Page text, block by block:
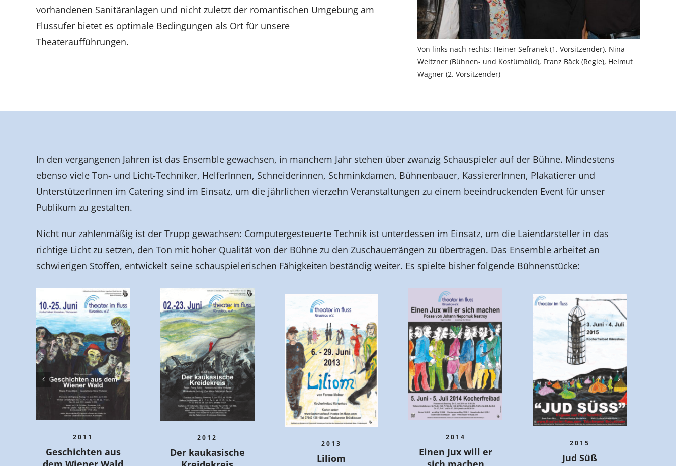
vorhandenen Sanitäranlagen und nicht zuletzt der romantischen Umgebung am
Flussufer bietet es optimale Bedingungen als Ort für unsere
Theateraufführungen.
Von links nach rechts: Heiner Sefranek (1. Vorsitzender), Nina
Weitzner (Bühnen- und Kostümbild), Franz Bäck (Regie), Helmut
Wagner (2. Vorsitzender)
In den vergangenen Jahren ist das Ensemble gewachsen, in manchem Jahr stehen über zwanzig Schauspieler auf der Bühne. Mindestens
ebenso viele Ton- und Licht-Techniker, HelferInnen, Schneiderinnen, Schminkdamen, Bühnenbauer, KassiererInnen, Plakatierer und
UnterstützerInnen im Catering sind im Einsatz, um die jährlichen vierzehn Veranstaltungen zu einem beeindruckenden Event für unser
Publikum zu gestalten.
Nicht nur zahlenmäßig ist der Trupp gewachsen: Computergesteuerte Technik ist unterdessen im Einsatz, um die Laiendarsteller in das
richtige Licht zu setzen, den Ton mit hoher Qualität von der Bühne zu den Zuschauerrängen zu übertragen. Das Ensemble arbeitet an
schwierigen Stoffen, entwickelt seine schauspielerischen Fähigkeiten beständig weiter. Es spielte bisher folgende Bühnenstücke:
2011
Geschichten aus
2012
Der kaukasische
2013
Liliom
2014
Einen Jux will er
2015
Jud Süß